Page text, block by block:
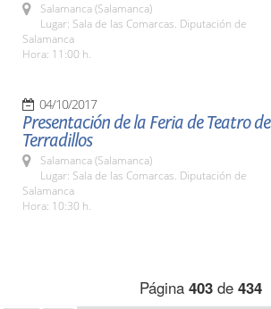
Salamanca (Salamanca)
Lugar: Sala de las Comarcas. Diputación de
Salamanca
Hora: 11:00 h.
04/10/2017
Presentación de la Feria de Teatro de
Terradillos
Salamanca (Salamanca)
Lugar: Sala de las Comarcas. Diputación de
Salamanca
Hora: 10:30 h.
Página 403de 434